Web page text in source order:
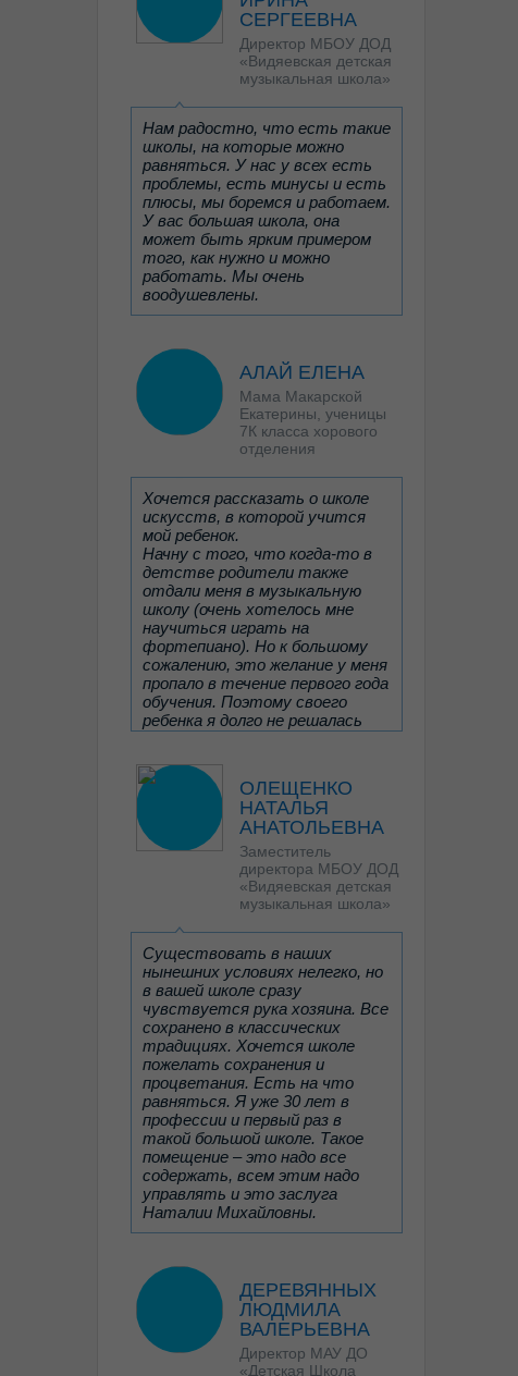
СЕРГЕЕВНА
Директор МБОУ ДОД
«Видяевская детская
музыкальная школа»
Нам радостно, что есть такие
школы, на которые можно
равняться. У нас у всех есть
проблемы, есть минусы и есть
плюсы, мы боремся и работаем.
У вас большая школа, она
может быть ярким примером
того, как нужно и можно
работать. Мы очень
воодушевлены.
АЛАЙ ЕЛЕНА
Мама Макарской
Екатерины, ученицы
7К класса хорового
отделения
Хочется рассказать о школе
искусств, в которой учится
мой ребенок.
Начну с того, что когда-то в
детстве родители также
отдали меня в музыкальную
школу (очень хотелось мне
научиться играть на
фортепиано). Но к большому
сожалению, это желание у меня
пропало в течение первого года
обучения. Поэтому своего
ребенка я долго не решалась
желание заниматься музыкой.
Читать отзыв целиком
Дочь занималась с
репетитором, пока
преподаватель всё-таки не
посоветовала пойти ей в
музыкальную школу.
Дочь прошла вступительные
испытания и поступила в
Санкт-Петербургскую
детскую школу искусств
им.Г.В.Свиридова на хоровое
отделение.
И вот началась жизнь, в
которую она окунулась с
головой. На занятия она всегда
идет с огромной радостью.
Никогда, на протяжении уже 7
лет обучения, не ходила
неподготовленной, потому что
обожает все предметы, любит
своих преподавателей и не
хочет их подвести. Педагоги,
которые всё это время были у
ребенка заслуживают только
Татьяна Борисовна, Куликова
Наталья Олеговна, Рыбакова
Екатерина Владимировна,
Хачикян Елена Ашотовна,
Виноградова Ольга
Александровна. Время на
ОЛЕЩЕНКО
НАТАЛЬЯ
АНАТОЛЬЕВНА
Заместитель
директора МБОУ ДОД
«Видяевская детская
музыкальная школа»
Существовать в наших
нынешних условиях нелегко, но
в вашей школе сразу
чувствуется рука хозяина. Все
сохранено в классических
традициях. Хочется школе
пожелать сохранения и
процветания. Есть на что
равняться. Я уже 30 лет в
профессии и первый раз в
такой большой школе. Такое
помещение – это надо все
содержать, всем этим надо
управлять и это заслуга
Наталии Михайловны.
ДЕРЕВЯННЫХ
ЛЮДМИЛА
ВАЛЕРЬЕВНА
Директор МАУ ДО
«Детская Школа